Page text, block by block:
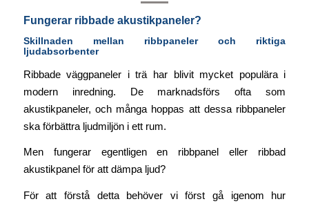
Fungerar ribbade akustikpaneler?
Skillnaden mellan ribbpaneler och riktiga
ljudabsorbenter
Ribbade väggpaneler i trä har blivit mycket populära i
modern inredning. De marknadsförs ofta som
akustikpaneler, och många hoppas att dessa ribbpaneler
ska förbättra ljudmiljön i ett rum.
Men fungerar egentligen en ribbpanel eller ribbad
akustikpanel för att dämpa ljud?
För att förstå detta behöver vi först gå igenom hur